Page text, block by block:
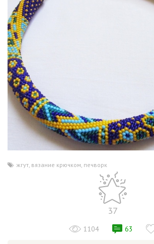
жгут, вязание крючком, печворк
37
1104 63